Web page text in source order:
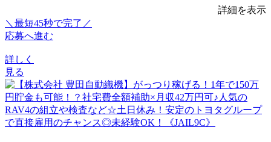
詳細を表示
＼最短45秒で完了／
応募へ進む
詳しく
見る